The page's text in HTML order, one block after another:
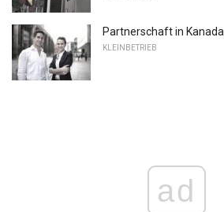
Partnerschaft in Kanada
KLEINBETRIEB
ad